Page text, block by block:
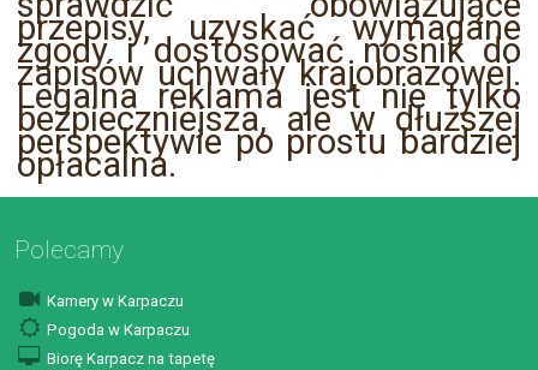
przepisy, uzyskać wymagane
zgody i dostosować nośnik do
zapisów uchwały krajobrazowej.
Legalna reklama jest nie tylko
bezpieczniejsza, ale w dłuższej
perspektywie po prostu bardziej
opłacalna.
Polecamy
Kamery w Karpaczu
Pogoda w Karpaczu
Biorę Karpacz na tapetę